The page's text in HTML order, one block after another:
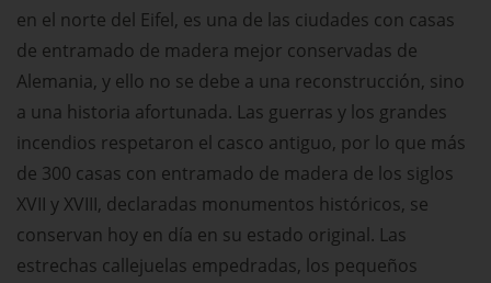
en el norte del Eifel, es una de las ciudades con casas
de entramado de madera mejor conservadas de
Alemania, y ello no se debe a una reconstrucción, sino
a una historia afortunada. Las guerras y los grandes
incendios respetaron el casco antiguo, por lo que más
de 300 casas con entramado de madera de los siglos
XVII y XVIII, declaradas monumentos históricos, se
conservan hoy en día en su estado original. Las
estrechas callejuelas empedradas, los pequeños